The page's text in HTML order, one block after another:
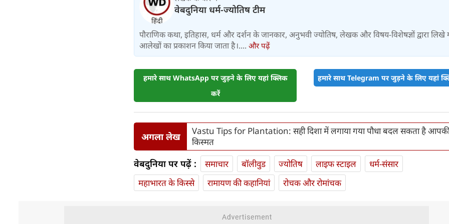
वेबदुनिया धर्म-ज्योतिष टीम
पौराणिक कथा, इतिहास, धर्म और दर्शन के जानकार, अनुभवी ज्योतिष, लेखक और विषय-विशेषज्ञों द्वारा लिखे
आलेखों का प्रकाशन किया जाता है।.... और पढ़ें
हमारे साथ WhatsApp पर जुड़ने के लिए यहां क्लिक
करें
हमारे साथ Telegram पर जुड़ने के लिए यहां
अगला लेख
Vastu Tips for Plantation: सही दिशा में लगाया गया पौधा बदल सकता है
किस्मत
वेबदुनिया पर पढ़ें : समाचार बॉलीवुड ज्योतिष लाइफ स्‍टाइल
धर्म-संसार
महाभारत के किस्से
रामायण की कहानियां रोचक और रोमांचक